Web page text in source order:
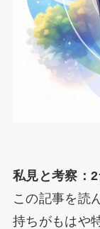
私見と考察：
この記事を読
持ちがもはや